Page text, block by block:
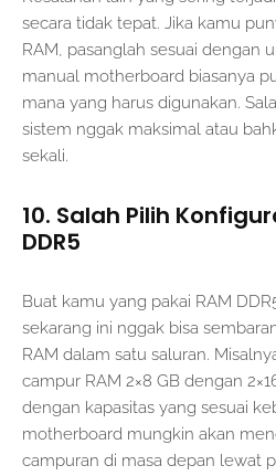
secara tidak tepat. Jika kamu
RAM, pasanglah sesuai dengan
manual motherboard biasanya
mana yang harus digunakan.
sistem nggak maksimal atau
sekali.
10. Salah Pilih
DDR5
Buat kamu yang pakai RAM
sekarang ini nggak bisa
RAM dalam satu saluran.
campur RAM 2×8 GB dengan
dengan kapasitas yang sesuai
motherboard mungkin akan
campuran di masa depan lewat